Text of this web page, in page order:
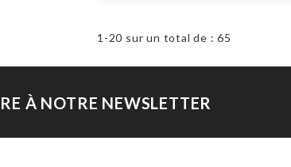
1-20 sur un total de : 65
À NOTRE NEWSLETTER